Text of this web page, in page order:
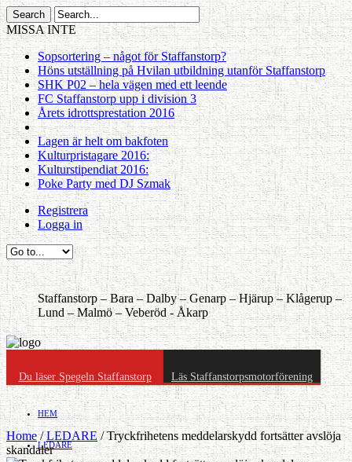
MISSA INTE
Sopsortering – något för Staffanstorp?
Höns utställning på Hvilan utbildning utanför Staffanstorp
SHK P02 – hela vägen med ett leende
FC Staffanstorp upp i division 3
Årets idrottsprestation 2016
Lagen är helt om bakfoten
Kulturpristagare 2016:
Kulturstipendiat 2016:
Poke Party med DJ Szmak
Registrera
Logga in
Staffanstorp –Bara –Dalby –Genarp –Hjärup –Klågerup –
Lund –Malmö –Veberöd -Åkarp
Du läser Spegeln Staffanstorp Läs Staffanstorpsmotorförening
HEM
LEDARE
Home/LEDARE/Tryckfrihetens meddelarskydd fortsätter avslöja
skandaler